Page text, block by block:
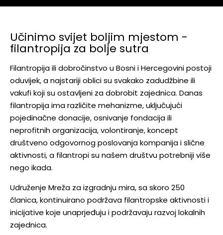
Učinimo svijet boljim mjestom -
filantropija za bolje sutra
Filantropija ili dobročinstvo u Bosni i Hercegovini postoji
oduvijek, a najstariji oblici su svakako zadudžbine ili
vakufi koji su ostavljeni za dobrobit zajednica. Danas
filantropija ima različite mehanizme, uključujući
pojedinačne donacije, osnivanje fondacija ili
neprofitnih organizacija, volontiranje, koncept
društveno odgovornog poslovanja kompanija i slične
aktivnosti, a filantropi su našem društvu potrebniji više
nego ikada.
Udruženje Mreža za izgradnju mira, sa skoro 250
članica, kontinuirano podržava filantropske aktivnosti i
inicijative koje unaprjeđuju i podržavaju razvoj lokalnih
zajednica.